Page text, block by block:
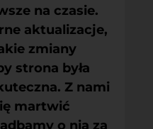
na czasie.
aktualizacje,
zmiany
strona była
Z nami
martwić
o nią za